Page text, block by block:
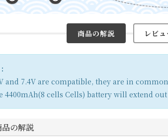
商品の解説 レビュ
and 7.4V are compatible, they are in
4400mAh(8 cells Cells) battery will extend
品の解説